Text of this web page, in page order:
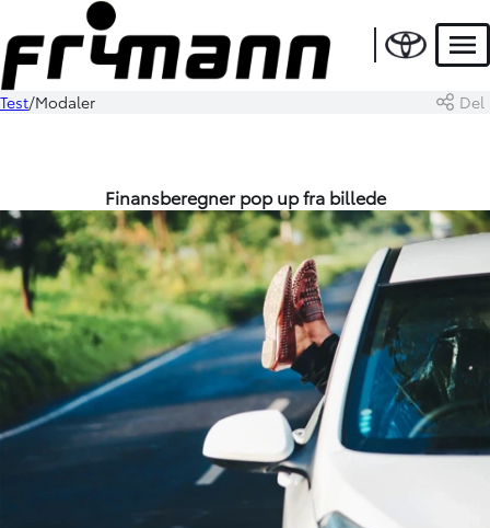
Test Modaler Del
Finansberegner pop up fra billede